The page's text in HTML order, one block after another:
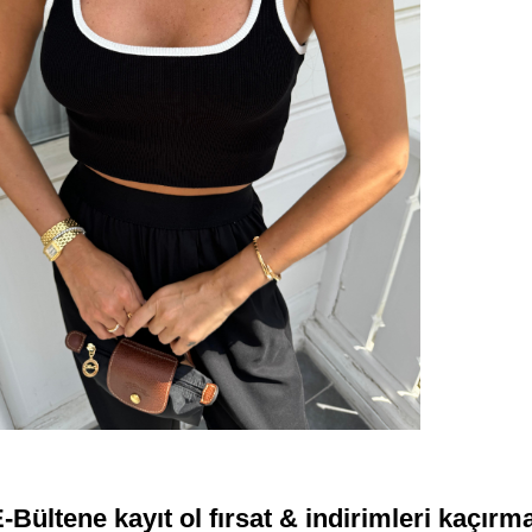
Bültene kayıt ol fırsat & indirimleri